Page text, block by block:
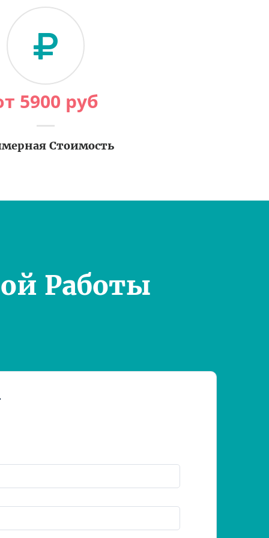
5900 руб
Стоимость
Работы